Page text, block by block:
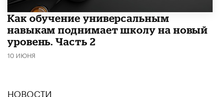
​Как обучение универсальным
навыкам поднимает школу на новый
уровень. Часть 2
10 ИЮНЯ
НОВОСТИ